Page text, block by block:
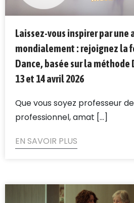
Laissez-vous inspirer par une
mondialement : rejoignez la
Dance, basée sur la méthode
13 et 14 avril 2026
Que vous soyez professeur
professionnel, amat [...]
EN SAVOIR PLUS